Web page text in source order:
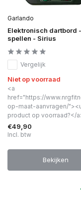
Garlando
Elektronisch dartbord
spellen - Sirius
Vergelijk
Niet op voorraad
<a
href="https://
op-maat-aanvragen/
product op voorraad?</
€49,90
Incl. btw
Bekijken